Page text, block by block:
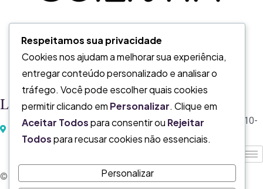
Localização
Av. do Contorno, 9903 - Prado, Belo Horizonte - MG, 30110-
017
© Clínica Scientia direitos reservados
Respeitamos sua privacidade
Cookies nos ajudam a melhorar sua experiência,
entregar conteúdo personalizado e analisar o
tráfego. Você pode escolher quais cookies
permitir clicando em Personalizar. Clique em
Aceitar Todospara consentir ou Rejeitar
Todospara recusar cookies não essenciais.
Personalizar